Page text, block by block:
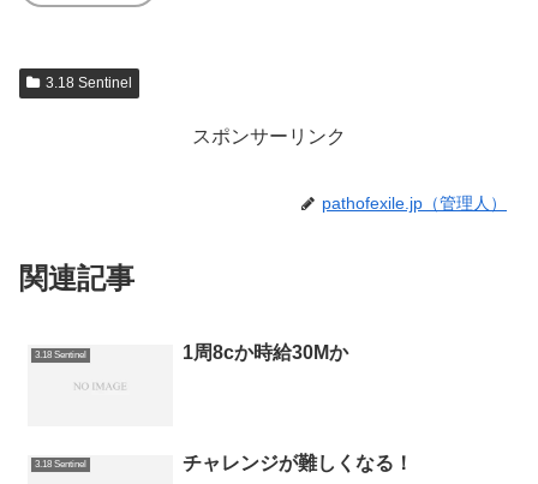
3.18 Sentinel
スポンサーリンク
pathofexile.jp（管理人）
関連記事
3.18 Sentinel 1周8cか時給30Mか
3.18 Sentinel チャレンジが難しくなる！